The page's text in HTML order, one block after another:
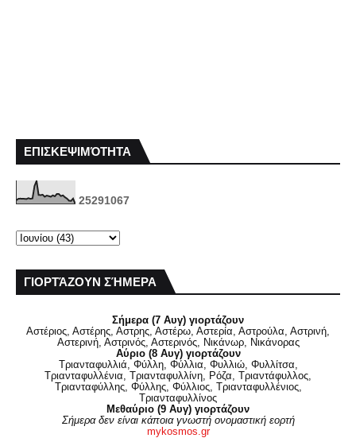
ΕΠΙΣΚΕΨΙΜΌΤΗΤΑ
25291067
ΓΙΟΡΤΆΖΟΥΝ ΣΉΜΕΡΑ
Σήμερα (7 Αυγ) γιορτάζουν
Αστέριος, Αστέρης, Αστρης, Αστέρω, Αστερία, Αστρούλα, Αστρινή,
Αστερινή, Αστρινός, Αστερινός, Νικάνωρ, Νικάνορας
Αύριο (8 Αυγ) γιορτάζουν
Τριανταφυλλιά, Φύλλη, Φύλλια, Φυλλιώ, Φυλλίτσα,
Τριανταφυλλένια, Τριανταφυλλίνη, Ρόζα, Τριαντάφυλλος,
Τριανταφύλλης, Φύλλης, Φύλλιος, Τριανταφυλλένιος,
Τριανταφυλλίνος
Μεθαύριο (9 Αυγ) γιορτάζουν
Σήμερα δεν είναι κάποια γνωστή ονομαστική εορτή
mykosmos.gr